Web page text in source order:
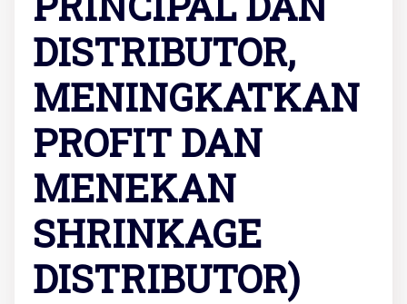
DISTRIBUTOR,
MENINGKATKAN
PROFIT DAN
MENEKAN
SHRINKAGE
DISTRIBUTOR)